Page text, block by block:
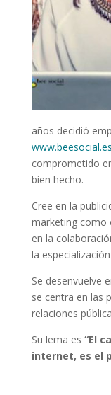
años decidió
www.beesocial.es
comprometido
bien hecho.
Cree en la
marketing como
en la
la
Se desenvuelve
se centra en las
relaciones
Su lema es “El
internet, es el